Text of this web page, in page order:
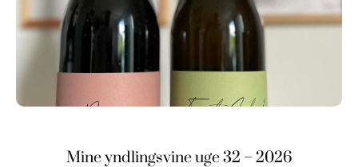
Mine yndlingsvine uge 32 – 2026